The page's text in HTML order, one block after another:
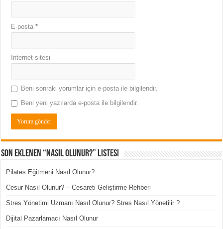
E-posta*
İnternet sitesi
Beni sonraki yorumlar için e-posta ile bilgilendir.
Beni yeni yazılarda e-posta ile bilgilendir.
Son Eklenen “Nasıl Olunur?” Listesi
Pilates Eğitmeni Nasıl Olunur?
Cesur Nasıl Olunur? – Cesareti Geliştirme Rehberi
Stres Yönetimi Uzmanı Nasıl Olunur? Stres Nasıl Yönetilir ?
Dijital Pazarlamacı Nasıl Olunur